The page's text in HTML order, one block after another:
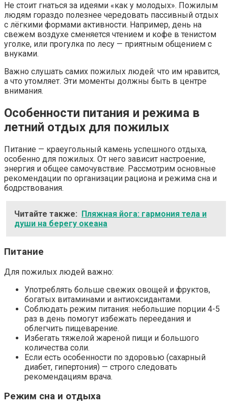
Не стоит гнаться за идеями «как у молодых». Пожилым
людям гораздо полезнее чередовать пассивный отдых
с лёгкими формами активности. Например, день на
свежем воздухе сменяется чтением и кофе в тенистом
уголке, или прогулка по лесу — приятным общением с
внуками.
Важно слушать самих пожилых людей: что им нравится,
а что утомляет. Эти моменты должны быть в центре
внимания.
Особенности питания и режима в
летний отдых для пожилых
Питание — краеугольный камень успешного отдыха,
особенно для пожилых. От него зависит настроение,
энергия и общее самочувствие. Рассмотрим основные
рекомендации по организации рациона и режима сна и
бодрствования.
Читайте также: Пляжная йога: гармония тела и
души на берегу океана
Питание
Для пожилых людей важно:
Употреблять больше свежих овощей и фруктов,
богатых витаминами и антиоксидантами.
Соблюдать режим питания: небольшие порции 4-5
раз в день помогут избежать переедания и
облегчить пищеварение.
Избегать тяжелой жареной пищи и большого
количества соли.
Если есть особенности по здоровью (сахарный
диабет, гипертония) — строго следовать
рекомендациям врача.
Режим сна и отдыха